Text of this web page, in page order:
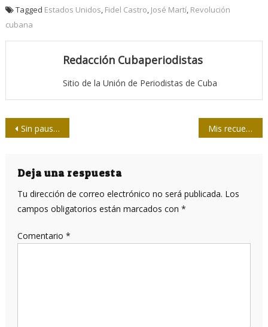
Tagged Estados Unidos Fidel Castro José Martí, Revolución
cubana
Redacción Cubaperiodistas
Sitio de la Unión de Periodistas de Cuba
Navegación
entradas
Sin pausas proyectos antiCovid-19 del Instituto Finlay de Cuba Mis recuerdos de Fidel
Deja una respuesta
Tu dirección de correo electrónico no será publicada. Los
campos obligatorios están marcados con *
Comentario *